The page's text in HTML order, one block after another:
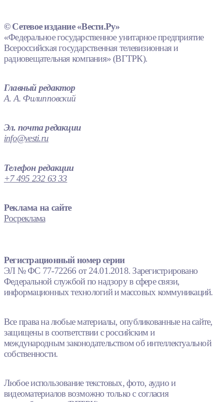
© Сетевое издание «Вести.Ру»
«Федеральное государственное унитарное предприятие
Всероссийская государственная телевизионная и
радиовещательная компания» (ВГТРК).
Главный редактор
А. А. Филипповский
Эл. почта редакции
info@vesti.ru
Телефон редакции
+7 495 232 63 33
Реклама на сайте
Росреклама
Регистрационный номер серии
ЭЛ № ФС 77-72266 от 24.01.2018. Зарегистрировано
Федеральной службой по надзору в сфере связи,
информационных технологий и массовых коммуникаций.
Все права на любые материалы, опубликованные на сайте,
защищены в соответствии с российским и
международным законодательством об интеллектуальной
собственности.
Любое использование текстовых, фото, аудио и
видеоматериалов возможно только с согласия